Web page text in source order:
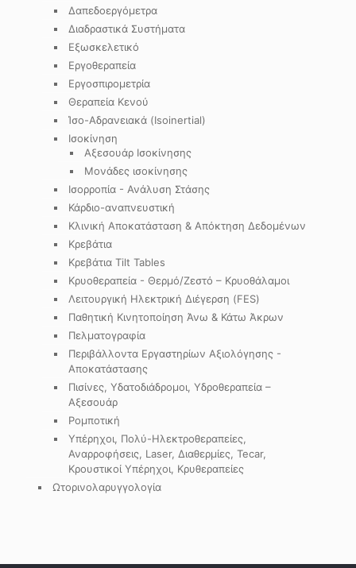
Δαπεδοεργόμετρα
Διαδραστικά Συστήματα
Εξωσκελετικό
Εργοθεραπεία
Εργοσπιρομετρία
Θεραπεία Κενού
Ίσο-Αδρανειακά (Isoinertial)
Ισοκίνηση
Αξεσουάρ Ισοκίνησης
Μονάδες ισοκίνησης
Ισορροπία - Ανάλυση Στάσης
Κάρδιο-αναπνευστική
Κλινική Αποκατάσταση & Απόκτηση Δεδομένων
Κρεβάτια
Κρεβάτια Tilt Tables
Κρυοθεραπεία - Θερμό/Ζεστό – Κρυοθάλαμοι
Λειτουργική Ηλεκτρική Διέγερση (FES)
Παθητική Κινητοποίηση Άνω & Κάτω Άκρων
Πελματογραφία
Περιβάλλοντα Εργαστηρίων Αξιολόγησης -
Αποκατάστασης
Πισίνες, Υδατοδιάδρομοι, Υδροθεραπεία –
Αξεσουάρ
Ρομποτική
Υπέρηχοι, Πολύ-Ηλεκτροθεραπείες,
Αναρροφήσεις, Laser, Διαθερμίες, Tecar,
Κρουστικοί Υπέρηχοι, Κρυθεραπείες
Ωτορινολαρυγγολογία